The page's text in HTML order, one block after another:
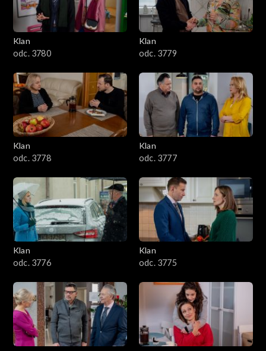
1001–1100
901–1000
801–900
701–800
601–700
501–600
401–500
301–400
201–300
101–200
1–100
Klan
odc. 3780
Klan
odc. 3779
Klan
odc. 3778
Klan
odc. 3777
Klan
odc. 3776
Klan
odc. 3775